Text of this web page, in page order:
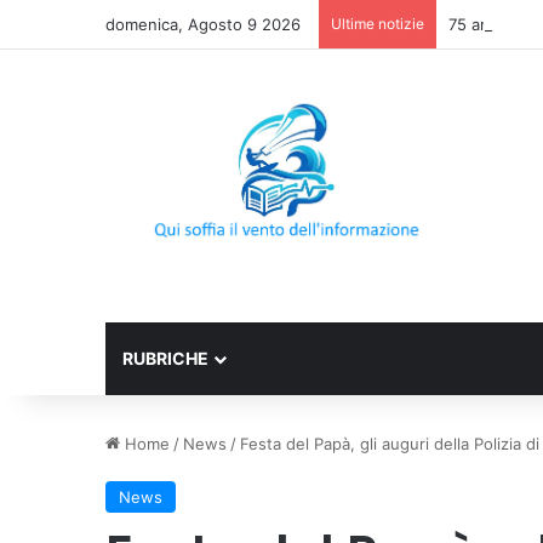
domenica, Agosto 9 2026 Ultime notizie 75 anni di
RUBRICHE
Home / News / Festa del Papà, gli auguri della Polizia
News